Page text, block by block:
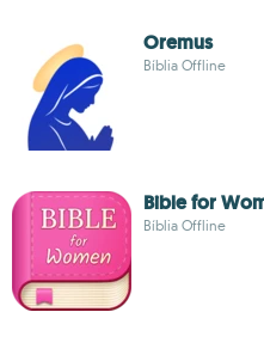
Oremus
Bíblia Offline
Bible for
Bíblia Offline